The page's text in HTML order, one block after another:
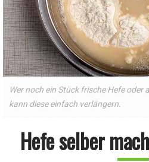
Wer noch ein Stück frische Hefe oder
kann diese einfach verlängern.
Hefe selber